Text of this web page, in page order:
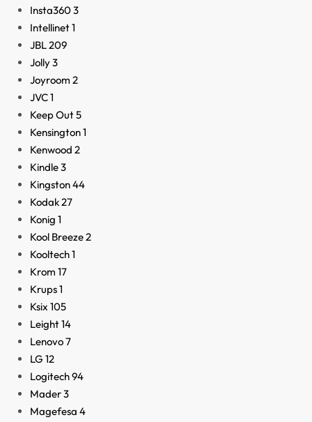
Insta3603
Intellinet1
JBL209
Jolly3
Joyroom 2
JVC1
Keep Out5
Kensington1
Kenwood 2
Kindle3
Kingston44
Kodak27
Konig 1
Kool Breeze2
Kooltech1
Krom 17
Krups1
Ksix 105
Leight14
Lenovo7
LG 12
Logitech94
Mader3
Magefesa 4